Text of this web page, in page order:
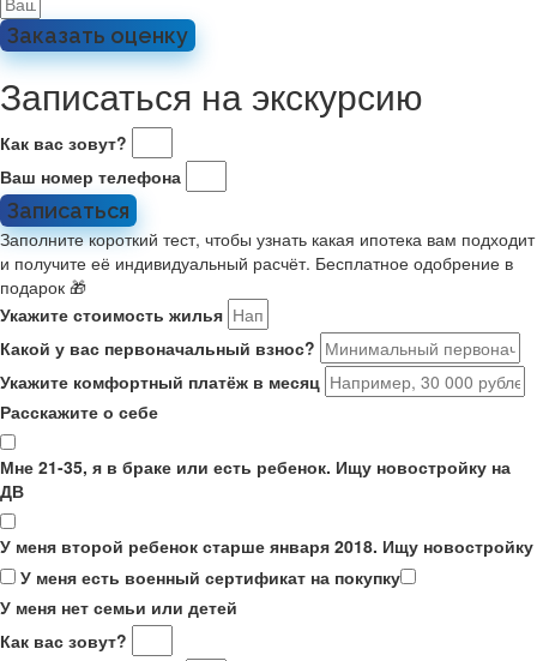
Заказать оценку
Записаться на экскурсию
Как вас зовут?
Ваш номер телефона
Записаться
Заполните короткий тест, чтобы узнать какая ипотека вам подходит
и получите её индивидуальный расчёт. Бесплатное одобрение в
подарок 🎁
Укажите стоимость жилья
Какой у вас первоначальный взнос?
Укажите комфортный платёж в месяц
Расскажите о себе
Мне 21-35, я в браке или есть ребенок. Ищу новостройку на
ДВ
У меня второй ребенок старше января 2018. Ищу новостройку
У меня есть военный сертификат на покупку
У меня нет семьи или детей
Как вас зовут?